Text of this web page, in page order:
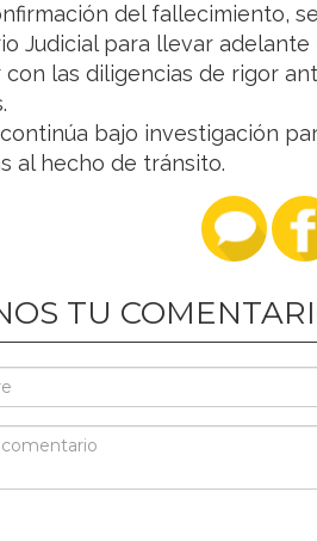
del fallecimiento,
Judicial para llevar
las diligencias de rigor
bajo investigación
al hecho de tránsito.
TU